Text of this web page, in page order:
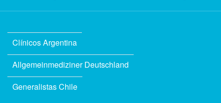
Clínicos Argentina
Allgemeinmediziner Deutschland
Generalistas Chile